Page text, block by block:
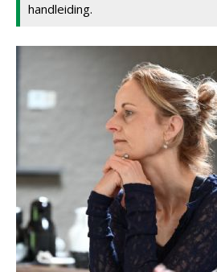
handleiding.